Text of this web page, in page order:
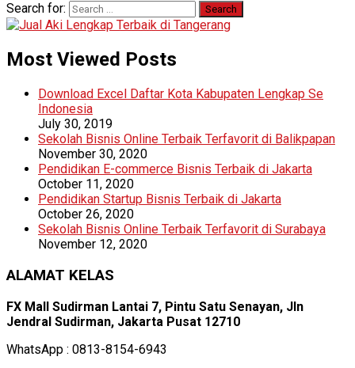
Search for:
Most Viewed Posts
Download Excel Daftar Kota Kabupaten Lengkap Se
Indonesia
July 30, 2019
Sekolah Bisnis Online Terbaik Terfavorit di Balikpapan
November 30, 2020
Pendidikan E-commerce Bisnis Terbaik di Jakarta
October 11, 2020
Pendidikan Startup Bisnis Terbaik di Jakarta
October 26, 2020
Sekolah Bisnis Online Terbaik Terfavorit di Surabaya
November 12, 2020
ALAMAT KELAS
FX Mall Sudirman Lantai 7, Pintu Satu Senayan, Jln
Jendral Sudirman, Jakarta Pusat 12710
WhatsApp : 0813-8154-6943